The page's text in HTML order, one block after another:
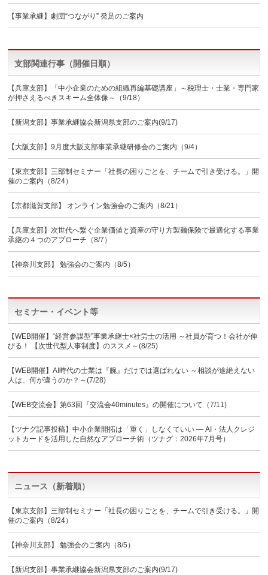
【事業承継】劇団“つながり” 発足のご案内
支部関連行事（開催日順）
【兵庫支部】「中小企業のための組織再編基礎講座」～税理士・士業・専門家
が押さえるべきスキーム全体像～（9/18）
【新潟支部】事業承継協会新潟県支部のご案内(9/17)
【大阪支部】9月度大阪支部事業承継研修会のご案内（9/4）
【東京支部】三部制セミナー「社長の困りごとを、チームで引き受ける。」開
催のご案内（8/24）
【京都滋賀支部】 オンライン勉強会のご案内（8/21）
【兵庫支部】次世代へ繋ぐ企業価値と資産の守り方製麺保険で最適化する事業
承継の４つのアプローチ（8/7）
【神奈川支部】 勉強会のご案内（8/5）
セミナー・イベント等
【WEB開催】“経営参謀型”事業承継士×社労士の活用 ～社員が育つ！会社が伸
びる！ 【次世代型人事制度】のススメ～(8/25)
【WEB開催】AI時代の士業は『腕』だけでは選ばれない ～相談が途絶えない
人は、何が違うのか？～(7/28)
【WEB交流会】第63回『交流会40minutes』の開催について（7/11)
【ツナグ記事投稿】中小企業開拓は「重く」しなくていい ― AI・法人クレジ
ットカードを活用した自然なアプローチ術（ツナグ：2026年7月号）
ニュース（新着順）
【東京支部】三部制セミナー「社長の困りごとを、チームで引き受ける。」開
催のご案内（8/24）
【神奈川支部】 勉強会のご案内（8/5）
【新潟支部】事業承継協会新潟県支部のご案内(9/17)